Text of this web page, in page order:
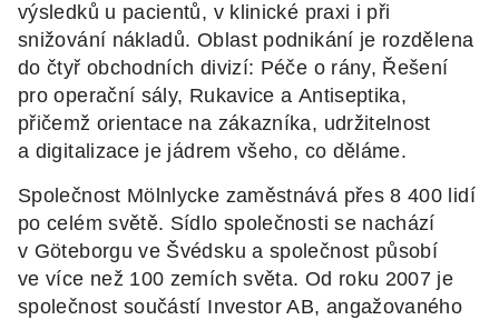
výsledků u pacientů, v klinické praxi i při
snižování nákladů. Oblast podnikání je rozdělena
do čtyř obchodních divizí: Péče o rány, Řešení
pro operační sály, Rukavice a Antiseptika,
přičemž orientace na zákazníka, udržitelnost
a digitalizace je jádrem všeho, co děláme.
Společnost Mölnlycke zaměstnává přes 8 400 lidí
po celém světě. Sídlo společnosti se nachází
v Göteborgu ve Švédsku a společnost působí
ve více než 100 zemích světa. Od roku 2007 je
společnost součástí Investor AB, angažovaného